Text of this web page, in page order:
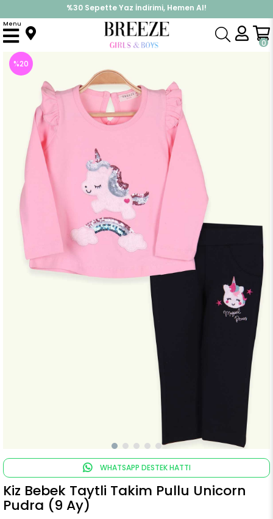
%30 Sepette Yaz İndirimi, Hemen Al!
İndirimlere ek %10 İndirimi Kap, Hemen Üye Ol!
0
Menu
Anasayfa Takımlar Tayt Takımı
%20
WHATSAPP DESTEK HATTI
Kiz Bebek Taytli Takim Pullu Unicorn
Pudra (9 Ay)